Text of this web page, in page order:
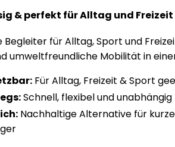
& perfekt für Alltag und Freizeit
Begleiter für Alltag, Sport und
umweltfreundliche Mobilität in
Für Alltag, Freizeit & Sport
Schnell, flexibel und unabhängig
Nachhaltige Alternative für